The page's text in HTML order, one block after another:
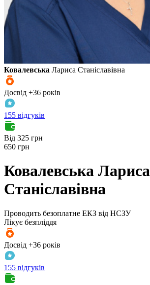
Ковалевська Лариса Станіславівна
Досвід +36 років
155 відгуків
Від 325 грн
650 грн
Ковалевська Лариса
Станіславівна
Проводить безоплатне ЕКЗ від НСЗУ
Лікує безпліддя
Досвід +36 років
155 відгуків